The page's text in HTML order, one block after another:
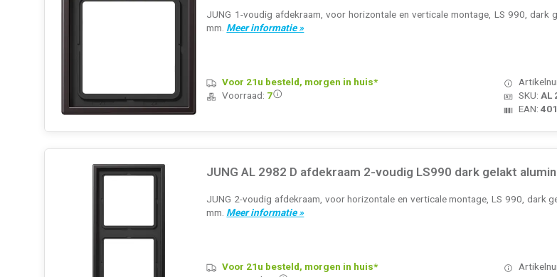
JUNG 1-voudig afdekraam, voor horizontale en verticale montage, LS 990, dark
mm. Meer informatie »
SKU:AL
EAN:
Voor 21u besteld, morgen in huis*
Voorraad: 7
JUNG AL 2982 D afdekraam 2-voudig LS990 dark gelakt
JUNG 2-voudig afdekraam, voor horizontale en verticale montage, LS 990, dark
mm. Meer informatie »
Voor 21u besteld, morgen in huis*